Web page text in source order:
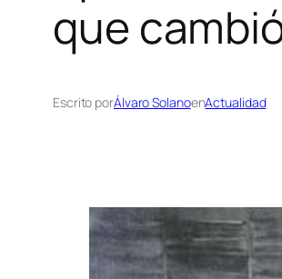
que
Escrito porÁlvaro SolanoenActualidad